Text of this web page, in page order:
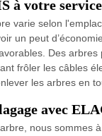
à votre
varie selon
un peut
Des
frôler les câbles
les arbres en
avec
nous sommes